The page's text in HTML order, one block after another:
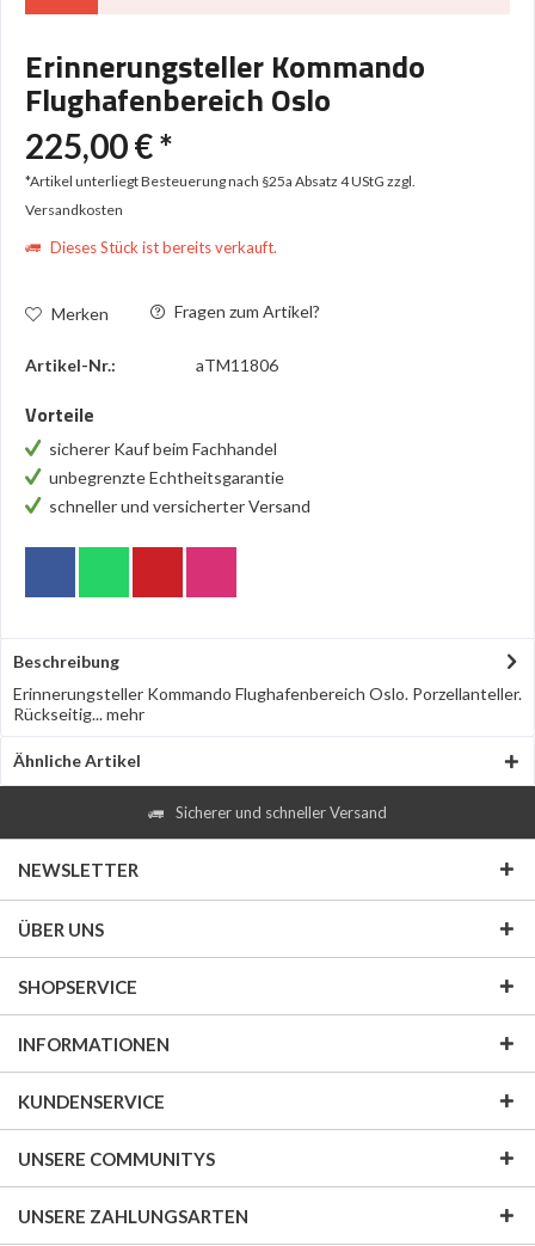
Erinnerungsteller Kommando
Flughafenbereich Oslo
225,00 € *
*Artikel unterliegt Besteuerung nach §25a Absatz 4 UStG zzgl.
Versandkosten
Dieses Stück ist bereits verkauft.
Merken Fragen zum Artikel?
Artikel-Nr.: aTM11806
Vorteile
sicherer Kauf beim Fachhandel
unbegrenzte Echtheitsgarantie
schneller und versicherter Versand
Beschreibung
Erinnerungsteller Kommando Flughafenbereich Oslo. Porzellanteller.
Rückseitig...mehr
Ähnliche Artikel
Sicherer und schneller Versand
NEWSLETTER
ÜBER UNS
SHOPSERVICE
INFORMATIONEN
KUNDENSERVICE
UNSERE COMMUNITYS
UNSERE ZAHLUNGSARTEN